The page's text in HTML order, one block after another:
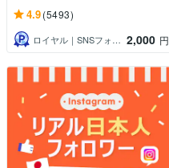
4.9(5493)
ロイヤル｜SNSフォロワーサポート 2,000 円